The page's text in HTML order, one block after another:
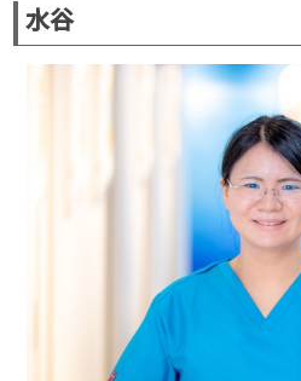
水谷